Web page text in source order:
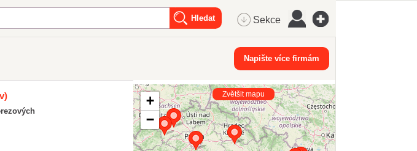
Sekce
Napište více firmám
+
−
Zvětšit mapu